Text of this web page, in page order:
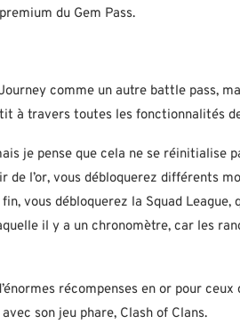
du Gem Pass.
comme un autre battle pass,
à travers toutes les fonctionnalités
je pense que cela ne se réinitialise
de l’or, vous débloquerez différents
vous débloquerez la Squad
il y a un chronomètre, car les
récompenses en or pour
son jeu phare, Clash of Clans.